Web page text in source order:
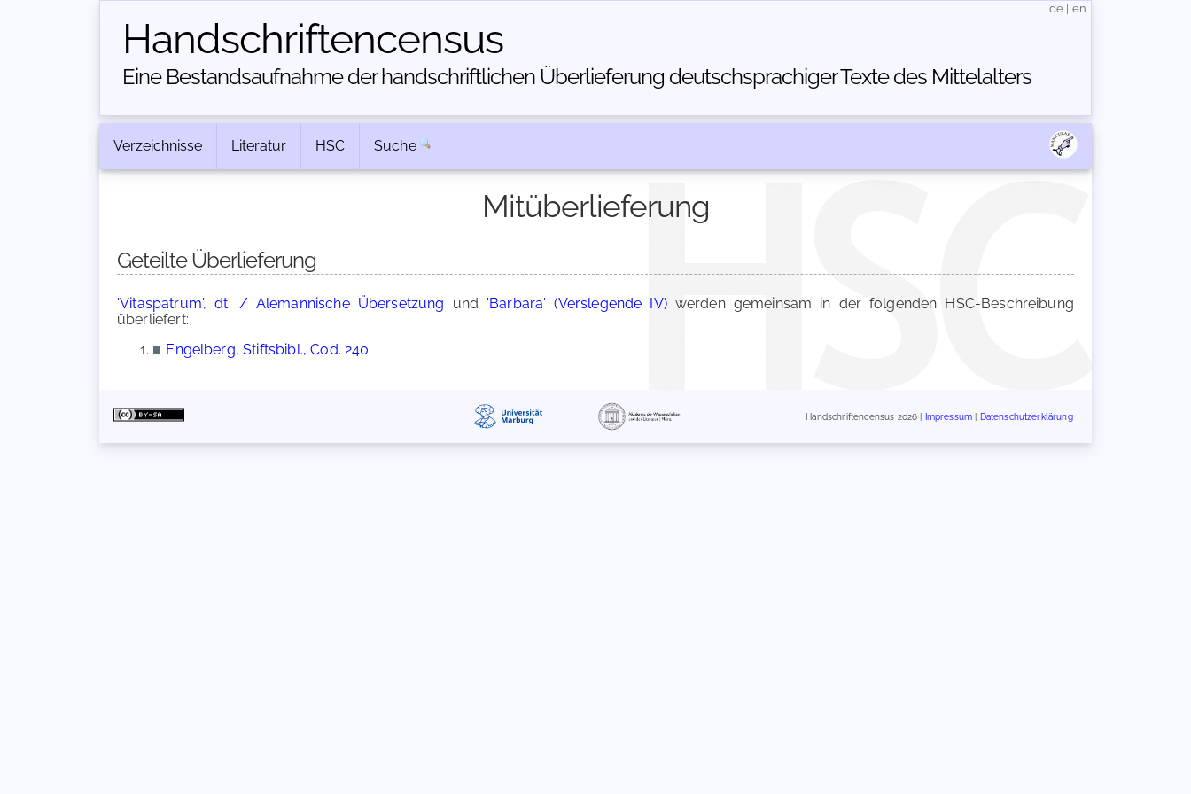
Handschriften­census
Eine Bestandsaufnahme der handschriftlichen Über­lieferung deutschsprachiger Texte des Mittelalters
de en
Verzeichnisse Literatur HSC Suche
Mitüberlieferung
Geteilte Überlieferung
'Vitaspatrum', dt. / Alemannische Übersetzung und 'Barbara' (Verslegende IV)werden gemeinsam in der folgenden HSC-Beschreibung
überliefert:
■ Engelberg, Stiftsbibl., Cod. 240
Handschriftencensus 2026 | Impressum Datenschutzerklärung